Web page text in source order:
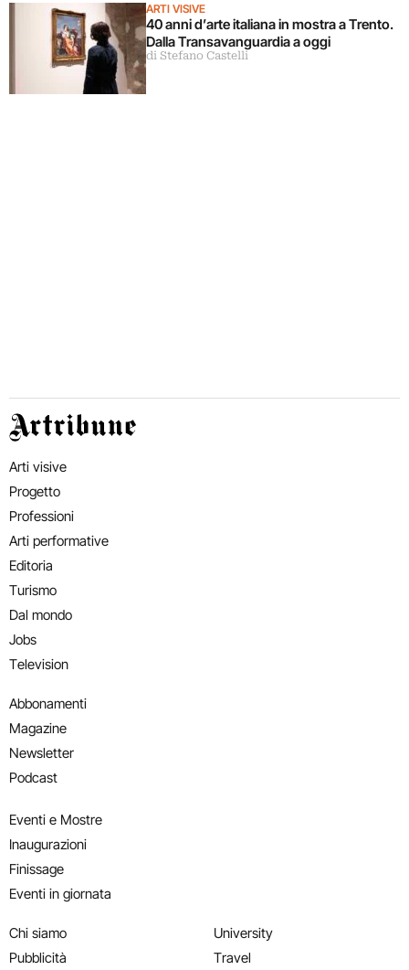
ARTI VISIVE
40 anni d’arte italiana in mostra a Trento.
Dalla Transavanguardia a oggi
di Stefano Castelli
Artribune
Arti visive
Progetto
Professioni
Arti performative
Editoria
Turismo
Dal mondo
Jobs
Television
Abbonamenti
Magazine
Newsletter
Podcast
Eventi e Mostre
Inaugurazioni
Finissage
Eventi in giornata
Chi siamo
Pubblicità
University
Travel